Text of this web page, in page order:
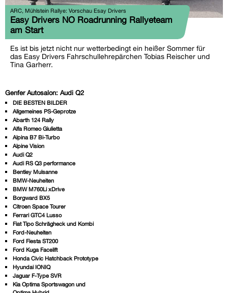
ARC, Mühlstein Rallye: Vorschau Esay Drivers
Easy Drivers NO Roadrunning Rallyeteam
am Start
Es ist bis jetzt nicht nur wetterbedingt ein heißer Sommer für
das Easy Drivers Fahrschullehrepärchen Tobias Reischer und
Tina Garherr.
Genfer Autosalon: Audi Q2
DIE BESTEN BILDER
Allgemeines PS-Geprotze
Abarth 124 Rally
Alfa Romeo Giulietta
Alpina B7 Bi-Turbo
Alpine Vision
Audi Q2
Audi RS Q3 performance
Bentley Mulsanne
BMW-Neuheiten
BMW M760Li xDrive
Borgward BX5
Citroen Space Tourer
Ferrari GTC4 Lusso
Fiat Tipo Schrägheck und Kombi
Ford-Neuheiten
Ford Fiesta ST200
Ford Kuga Facelift
Honda Civic Hatchback Prototype
Hyundai IONIQ
Jaguar F-Type SVR
Kia Optima Sportswagon und